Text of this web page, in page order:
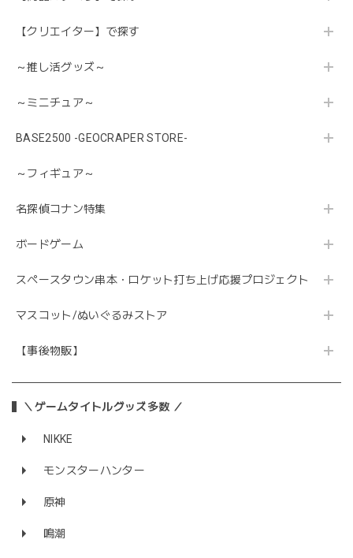
【クリエイター】で探す
～推し活グッズ～
～ミニチュア～
BASE2500 -GEOCRAPER STORE-
～フィギュア～
名探偵コナン特集
ボードゲーム
スペースタウン串本・ロケット打ち上げ応援プロジェクト
マスコット/ぬいぐるみストア
【事後物販】
＼ゲームタイトルグッズ多数 ／
NIKKE
モンスターハンター
原神
鳴潮